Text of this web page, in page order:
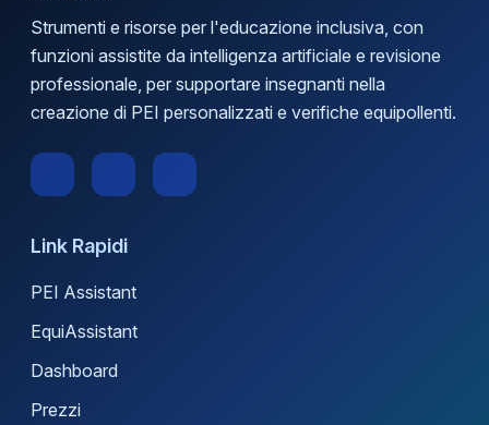
Strumenti e risorse per l'educazione inclusiva, con
funzioni assistite da intelligenza artificiale e revisione
professionale, per supportare insegnanti nella
creazione di PEI personalizzati e verifiche equipollenti.
Link Rapidi
PEI Assistant
EquiAssistant
Dashboard
Prezzi